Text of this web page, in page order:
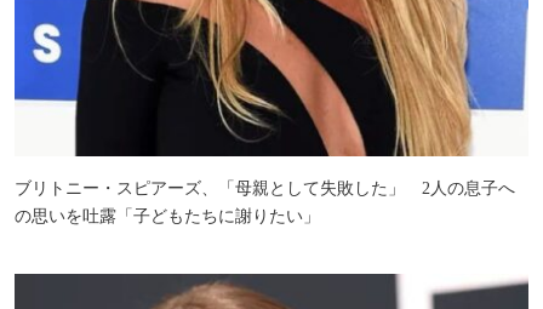
ブリトニー・スピアーズ、「母親として失敗した」 2人の息子へ
の思いを吐露「子どもたちに謝りたい」